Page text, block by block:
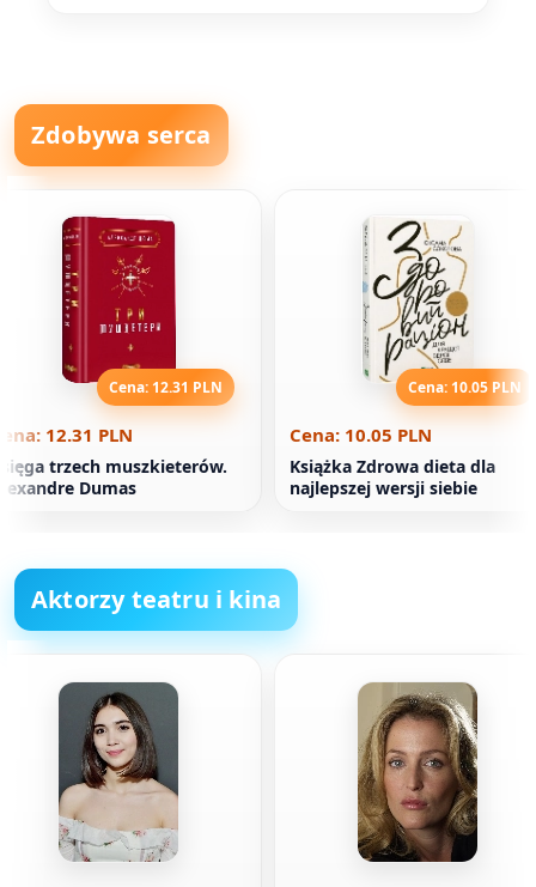
Zdobywa serca
Cena: 12.31 PLN
12.31 PLN
trzech muszkieterów.
Dumas
Cena: 10.05 PLN
Cena: 10.05 PLN
Książka Zdrowa dieta dla
najlepszej wersji siebie
Aktorzy teatru i kina